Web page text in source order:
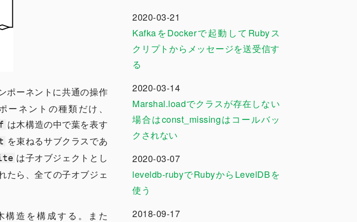
ポーネントに共通の操作
ネントの種類だけ、
は木構造の中で葉を表す
を束ねるサブクラスであ
は子オブジェクトとし
たら、全ての子オブジェ
構造を構成する。また
2020-03-21
KafkaをDockerで起動してRubyス
クリプトからメッセージを送受信す
る
2020-03-14
Marshal.loadでクラスが存在しない
場合はconst_missingはコールバッ
クされない
2020-03-07
leveldb-rubyでRubyからLevelDBを
使う
2018-09-17